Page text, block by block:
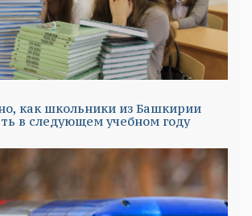
как школьники из Башкирии
в следующем учебном году